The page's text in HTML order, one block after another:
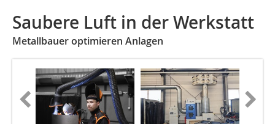
Saubere Luft in der Werkstatt
Metallbauer optimieren Anlagen